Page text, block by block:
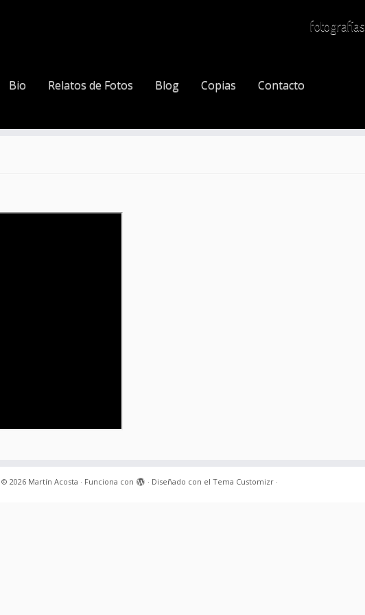
fotografías
Bio Relatos de Fotos Blog Copias
Contacto
© 2026 Martín Acosta · Funciona con · Diseñado con el Tema Customizr·